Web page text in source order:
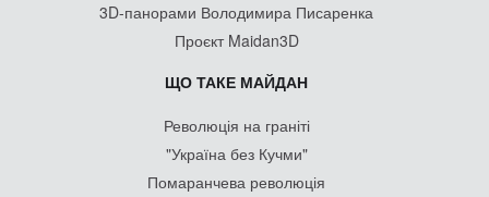
3D-панорами Володимира Писаренка
Проєкт Maidan3D
ЩО ТАКЕ МАЙДАН
Революція на граніті
"Україна без Кучми"
Помаранчева революція